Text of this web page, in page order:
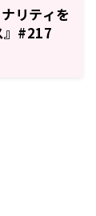
リティを
』#217